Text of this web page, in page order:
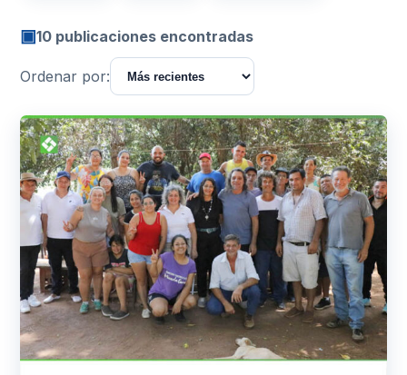
▣10 publicaciones encontradas
Ordenar por: